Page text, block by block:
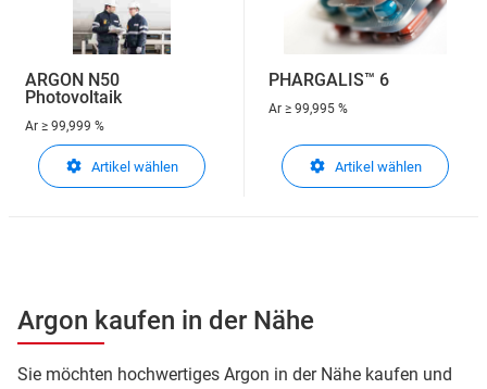
ARGON N50
Photovoltaik
Ar ≥ 99,999 %
Artikel wählen
PHARGALIS™ 6
Ar ≥ 99,995 %
Artikel wählen
Argon kaufen in der Nähe
Sie möchten hochwertiges Argon in der Nähe kaufen und